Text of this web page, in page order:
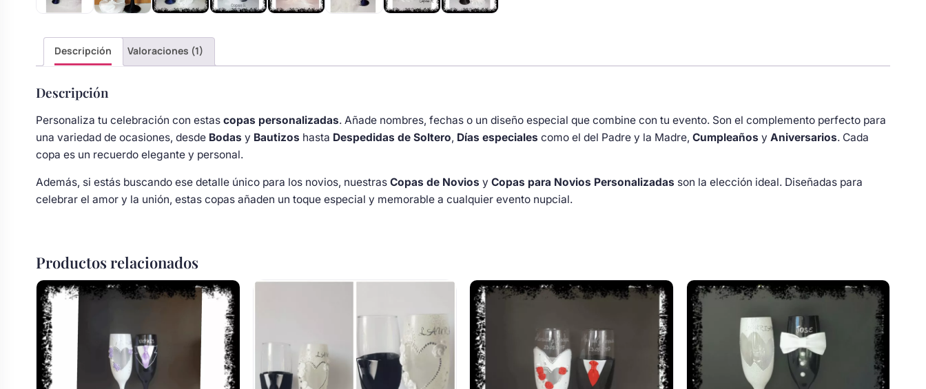
cantidad
Descripción Valoraciones (1)
Descripción
Personaliza tu celebración con estas copas personalizadas. Añade nombres, fechas o un diseño especial que combine con tu evento. Son el complemento perfecto para
una variedad de ocasiones, desde Bodas y Bautizos hasta Despedidas de Soltero, Días especiales como el del Padre y la Madre, Cumpleaños y Aniversarios. Cada
copa es un recuerdo elegante y personal.
Además, si estás buscando ese detalle único para los novios, nuestras Copas de Novios y Copas para Novios Personalizadas son la elección ideal. Diseñadas para
celebrar el amor y la unión, estas copas añaden un toque especial y memorable a cualquier evento nupcial.
Productos relacionados